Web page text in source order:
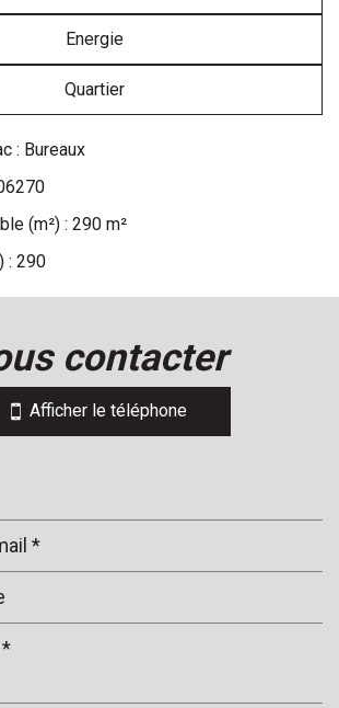
Energie
Quartier
: Bureaux
(m²) : 290 m²
: 290
loubet (06270)
contacter
Afficher le téléphone